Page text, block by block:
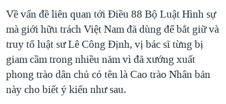
Về vấn đề liên quan tới Điều 88 Bộ Luật Hình sự
mà giới hữu trách Việt Nam đã dùng để bắt giữ và
truy tố luật sư Lê Công Định, vị bác sĩ từng bị
giam cầm trong nhiều năm vì đã xướng xuất
phong trào dân chủ có tên là Cao trào Nhân bản
này cho biết ý kiến như sau.